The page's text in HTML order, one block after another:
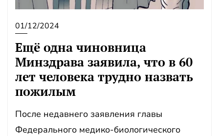
01/12/2024
Ещё одна чиновница
Минздрава заявила, что в 60
лет человека трудно назвать
пожилым
После недавнего заявления главы
Федерального медико-биологического